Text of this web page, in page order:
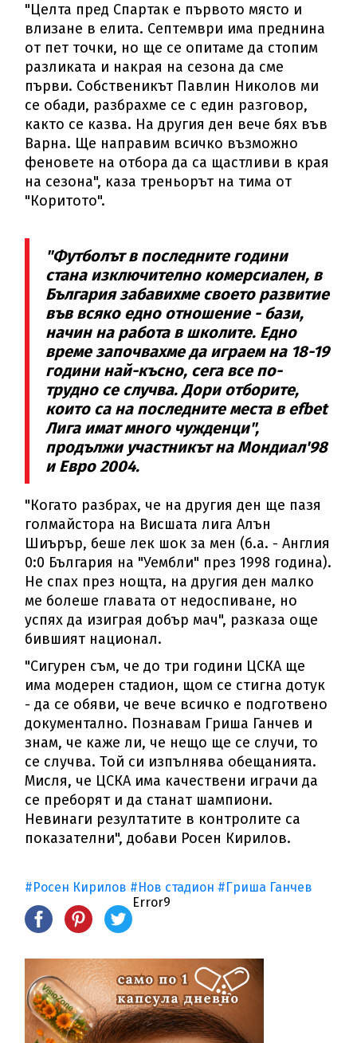
"Целта пред Спартак е първото място и
влизане в елита. Септември има преднина
от пет точки, но ще се опитаме да стопим
разликата и накрая на сезона да сме
първи. Собственикът Павлин Николов ми
се обади, разбрахме се с един разговор,
както се казва. На другия ден вече бях във
Варна. Ще направим всичко възможно
феновете на отбора да са щастливи в края
на сезона", каза треньорът на тима от
"Коритото".
"Футболът в последните години
стана изключително комерсиален, в
България забавихме своето развитие
във всяко едно отношение - бази,
начин на работа в школите. Едно
време започвахме да играем на 18-19
години най-късно, сега все по-
трудно се случва. Дори отборите,
които са на последните места в efbet
Лига имат много чужденци",
продължи участникът на Мондиал'98
и Евро 2004.
"Когато разбрах, че на другия ден ще пазя
голмайстора на Висшата лига Алън
Шиърър, беше лек шок за мен (б.а. - Англия
0:0 България на "Уембли" през 1998 година).
Не спах през нощта, на другия ден малко
ме болеше главата от недоспиване, но
успях да изиграя добър мач", разказа още
бившият национал.
"Сигурен съм, че до три години ЦСКА ще
има модерен стадион, щом се стигна дотук
- да се обяви, че вече всичко е подготвено
документално. Познавам Гриша Ганчев и
знам, че каже ли, че нещо ще се случи, то
се случва. Той си изпълнява обещанията.
Мисля, че ЦСКА има качествени играчи да
се преборят и да станат шампиони.
Невинаги резултатите в контролите са
показателни", добави Росен Кирилов.
#Росен Кирилов #Нов стадион #Гриша Ганчев
Error9